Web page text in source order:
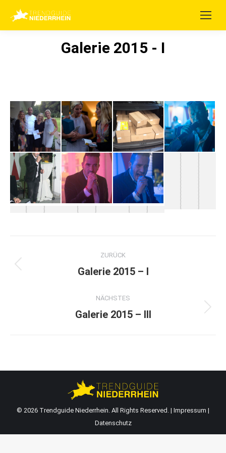
Galerie 2015 - I
Navigation
ZURÜCK
Vorheriges
Galerie 2015 – I
NÄCHSTES
Nächstes
Galerie 2015 – III
© 2026 Trendguide Niederrhein. All Rights Reserved. | Impressum |
Datenschutz